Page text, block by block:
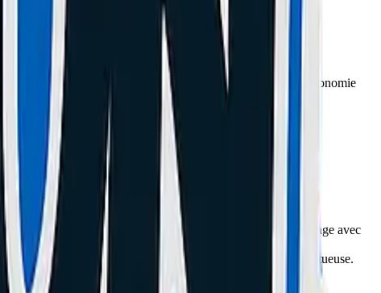
3 ans d'utilisation intensive ou de charge rapide répétée, l'autonomie
du connecteur de charge (port USB-C).
empêchant le câble de s'enfoncer jusqu'au "clic". Un nettoyage avec
cause : c'est bien la nappe de charge USB-C qui est défectueuse.